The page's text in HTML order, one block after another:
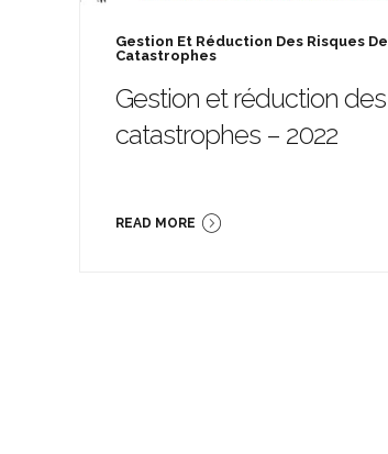
Gestion Et Réduction Des Risques De
Catastrophes
Gestion et réduction des
catastrophes – 2022
READ MORE